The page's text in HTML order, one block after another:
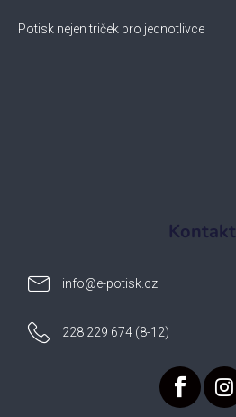
Potisk nejen triček pro jednotlivce
Kontakt
info@e-potisk.cz
228 229 674 (8-12)